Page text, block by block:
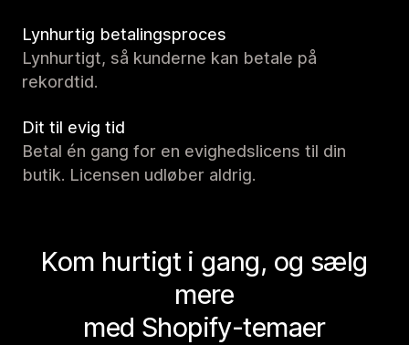
Lynhurtig betalingsproces
Lynhurtigt, så kunderne kan betale på
rekordtid.
Dit til evig tid
Betal én gang for en evighedslicens til din
butik. Licensen udløber aldrig.
Kom hurtigt i gang, og sælg
mere
med Shopify-temaer